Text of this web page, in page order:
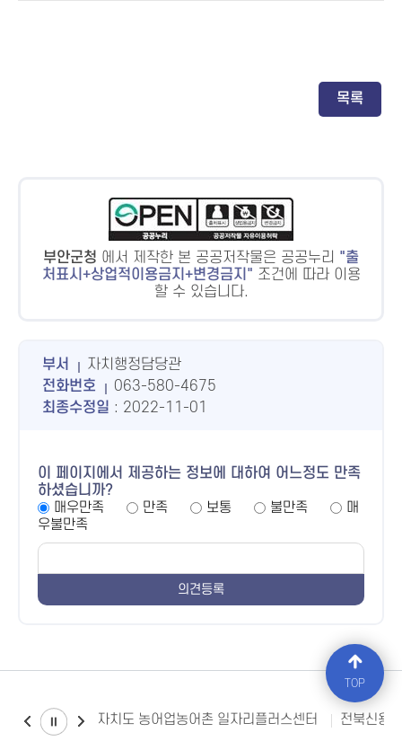
목록
부안군청 에서 제작한 본 공공저작물은 공공누리
출
처표시+상업적이용금지+변경금지
조건에 따라 이용
할 수 있습니다.
부서
자치행정담당관
전화번호
063-580-4675
최종수정일 : 2022-11-01
이 페이지에서 제공하는 정보에 대하여 어느정도 만족
하셨습니까?
매우만족
만족 보통 불만족
매
우불만족
전북특별자치도 농어업농어촌 일자리플러스센터 전북신용
TOP